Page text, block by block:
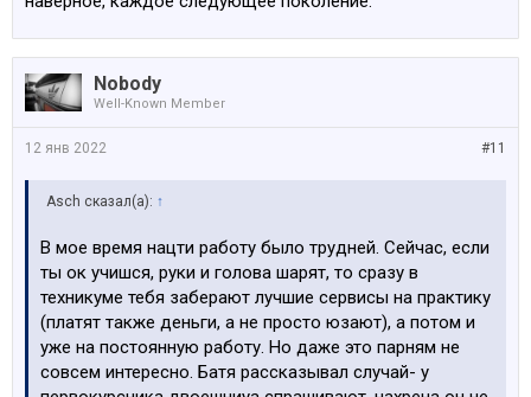
весело.
Nobody
Well-Known Member
#11
12 янв 2022
Asch сказал(а): ↑
В мое время нацти работу было трудней. Сейчас, если
ты ок учишся, руки и голова шарят, то сразу в
техникуме тебя заберают лучшие сервисы на практику
(платят также деньги, а не просто юзают), а потом и
уже на постоянную работу. Но даже это парням не
совсем интересно. Батя рассказывал случай- у